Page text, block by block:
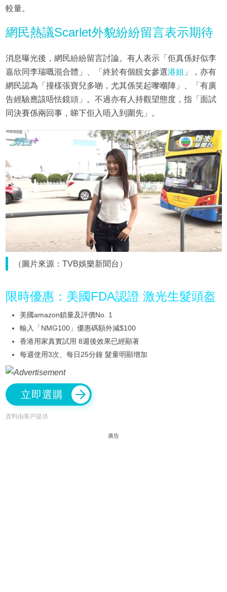
較量。
網民熱議Scarlet外貌紛紛留言表示期待
消息曝光後，網民紛紛留言討論。有人表示「佢真係好似李
嘉欣同李瑞嘅混合體」、「終於有個靚女參選港姐 」，亦有
網民認為「撞樣張寶兒多啲，尤其係笑起嚟嗰陣」、「有廣
告經驗應該唔怯鏡頭」。不過亦有人持觀望態度，指「面試
同決賽係兩回事，睇下佢入唔入到圍先」。
（圖片來源：TVB娛樂新聞台）
限時優惠：美國FDA認證 激光生髮頭盔
美國amazon鎖量及評價No. 1
輸入「NMG100」優惠碼額外減$100
香港用家真實試用 8週後效果已經顯著
每週使用3次、每日25分鐘 髮量明顯增加
立即選購
資料由客戶提供
廣告